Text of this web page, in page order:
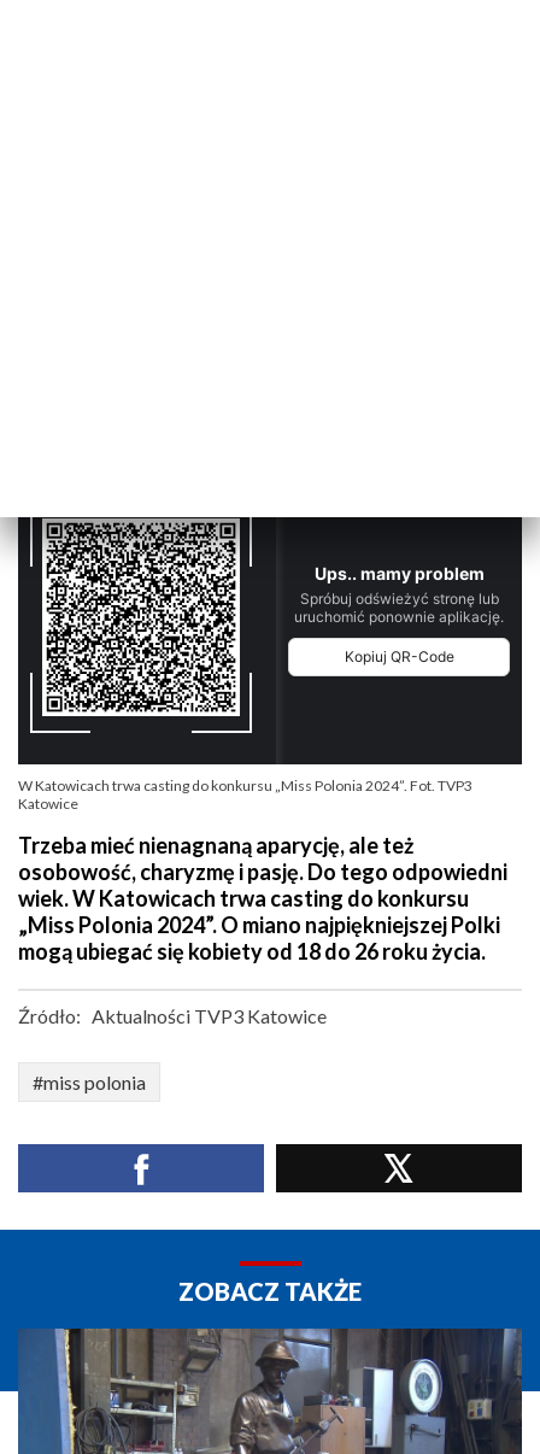
W Katowicach trwa casting do konkursu „Miss Polonia 2024”. Fot. TVP3
Katowice
Trzeba mieć nienagnaną aparycję, ale też
osobowość, charyzmę i pasję. Do tego odpowiedni
wiek. W Katowicach trwa casting do konkursu
„Miss Polonia 2024”. O miano najpiękniejszej Polki
mogą ubiegać się kobiety od 18 do 26 roku życia.
Źródło: Aktualności TVP3 Katowice
#miss polonia
ZOBACZ TAKŻE